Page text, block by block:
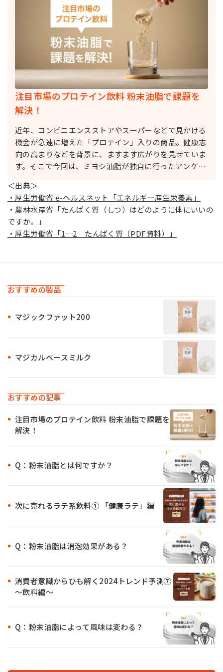
注目市場のプロテイン飲料 粉末油脂で課題を
解決！
近年、コンビニエンスストアやスーパーなどで見かける
機会が急速に増えた「プロテイン」入りの商品。健康志
向の高まりなどを背景に、ますます広がりを見せていま
す。そこで今回は、ミヨシ油脂が独自に行ったアンケー
が抱えている課題を解決し、新たなビジネスチャンスを
つかむために。ぜひお役立てください。
＜出典＞
・厚生労働省 e-ヘルスネット「エネルギー産生栄養素」
・農林水産省「たんぱく質（しつ）はどのように体にいいの
ですか。」
・厚生労働省「1─2 たんぱく質（PDF資料）」
おすすめの製品
マジックファット200
マジカルベースミルク
おすすめの記事
注目市場のプロテイン飲料 粉末油脂で課題を
解決！
Q：粉末油脂とは何ですか？
次に売れるラテ系飲料① 「健康ラテ」編
Q：粉末油脂は消泡効果がある？
消費者意識からひも解く2024トレンド予測⑦
～飲料編～
Q：粉末油脂によって風味は変わる？